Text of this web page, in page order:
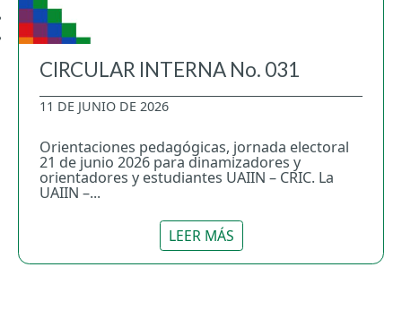
CIRCULAR INTERNA No. 031
11 DE JUNIO DE 2026
Orientaciones pedagógicas, jornada electoral
21 de junio 2026 para dinamizadores y
orientadores y estudiantes UAIIN – CRIC. La
UAIIN –...
LEER MÁS